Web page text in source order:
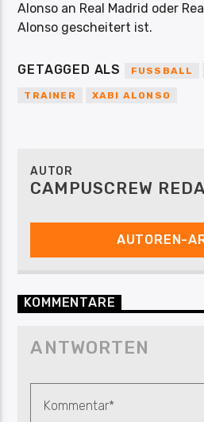
Alonso an Real Madrid oder
Alonso gescheitert ist.
GETAGGED ALS FUSSBALL
TRAINER XABI ALONSO
AUTOR
CAMPUSCREW
AUTOREN-
KOMMENTARE
ANTWORTEN